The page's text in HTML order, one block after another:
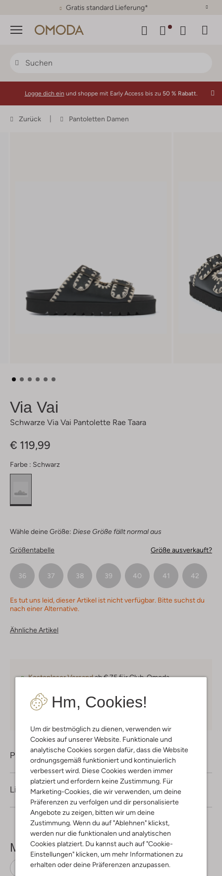
30 Tage Rückgaberecht
Menü
Hm, Cookies!
Um dir bestmöglich zu dienen, verwenden wir
Cookies auf unserer Website. Funktionale und
analytische Cookies sorgen dafür, dass die Website
ordnungsgemäß funktioniert und kontinuierlich
verbessert wird. Diese Cookies werden immer
platziert und erfordern keine Zustimmung. Für
Marketing-Cookies, die wir verwenden, um deine
Präferenzen zu verfolgen und dir personalisierte
Angebote zu zeigen, bitten wir um deine
Zustimmung. Wenn du auf "Ablehnen" klickst,
werden nur die funktionalen und analytischen
Cookies platziert. Du kannst auch auf "Cookie-
Einstellungen" klicken, um mehr Informationen zu
erhalten oder deine Präferenzen anzupassen.
Logge dich ein und shoppe mit Early Access bis zu 50 % Rabatt.
Zurück Pantoletten Damen
Via Vai
Schwarze Via Vai Pantolette Rae Taara
€ 119,99
Farbe : Schwarz
Wähle deine Größe: Diese Größe fällt normal aus
Größentabelle Größe ausverkauft?
36 37 38 39 40 41 42
Es tut uns leid, dieser Artikel ist nicht verfügbar. Bitte suchst du
nach einer Alternative.
Ähnliche Artikel
Kostenloser Versandab € 75 für Club-Omoda
Kauf auf Rechnung 30 Tagen Rückgaberecht
Produktinformation
Lieferung & Rückgabe
Mehr sehen
Pantoletten Via Vai Leder